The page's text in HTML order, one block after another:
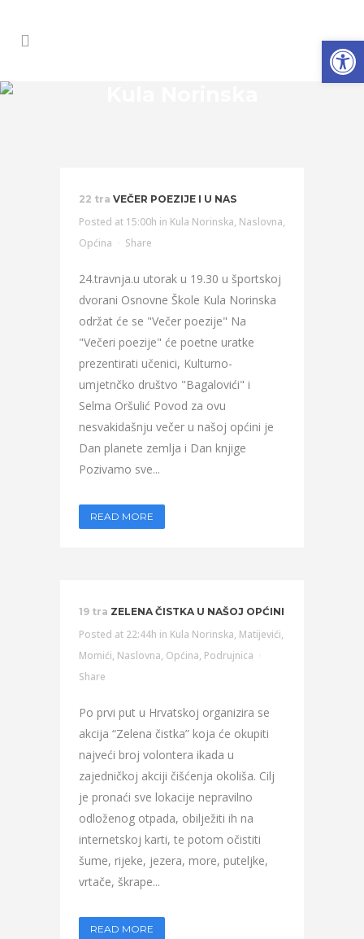
22 tra VEČER POEZIJE I U NAS
Posted at 15:00h in Kula Norinska, Naslovna,
Općina
Share
24.travnja.u utorak u 19.30 u športskoj
dvorani Osnovne Škole Kula Norinska
održat će se "Večer poezije" Na
"Večeri poezije" će poetne uratke
prezentirati učenici, Kulturno-
umjetnčko društvo "Bagalovići" i
Selma Oršulić Povod za ovu
nesvakidašnju večer u našoj općini je
Dan planete zemlja i Dan knjige
Pozivamo sve...
READ MORE
19 tra ZELENA ČISTKA U NAŠOJ OPĆINI
Posted at 22:44h in Kula Norinska, Matijevići,
Momići, Naslovna, Općina, Podrujnica
Share
Po prvi put u Hrvatskoj organizira se
akcija “Zelena čistka” koja će okupiti
najveći broj volontera ikada u
zajedničkoj akciji čišćenja okoliša. Cilj
je pronaći sve lokacije nepravilno
odloženog otpada, obilježiti ih na
internetskoj karti, te potom očistiti
šume, rijeke, jezera, more, puteljke,
vrtače, škrape...
READ MORE